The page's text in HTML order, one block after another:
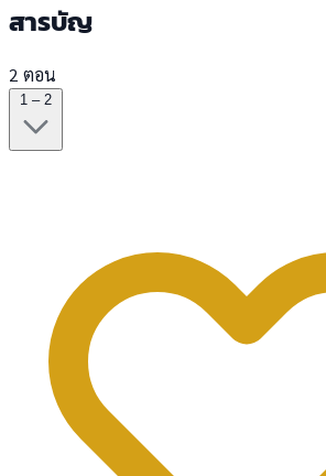
สารบัญ
2 ตอน
1 – 2